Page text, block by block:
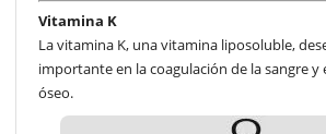
Vitamina K
La vitamina K, una vitamina liposoluble,
importante en la coagulación de la sangre y
óseo.